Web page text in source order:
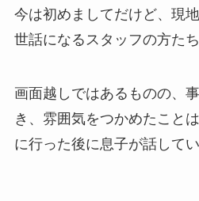
今は初めましてだけど、現
世話になるスタッフの方たち
画面越しではあるものの、
き、雰囲気をつかめたこと
に行った後に息子が話してい